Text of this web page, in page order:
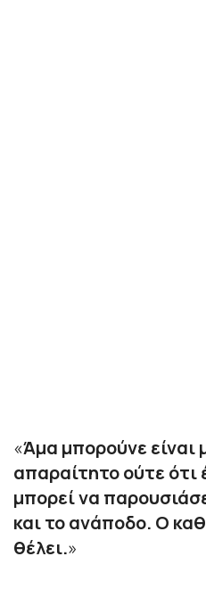
«Άμα μπορούνε είναι
απαραίτητο ούτε ότι
μπορεί να
και το ανάποδο. Ο
θέλει.»